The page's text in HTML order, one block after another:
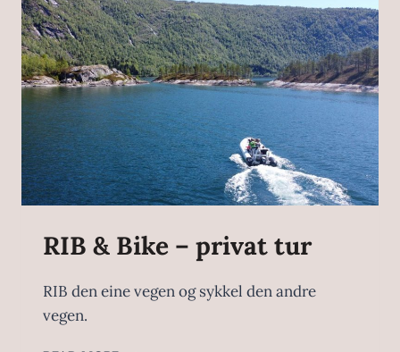
RIB & Bike – privat tur
RIB den eine vegen og sykkel den andre
vegen.